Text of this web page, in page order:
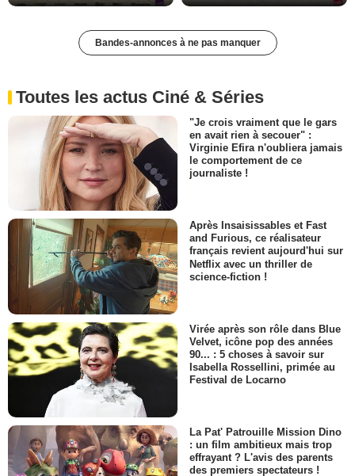
Bandes-annonces à ne pas manquer
Toutes les actus Ciné & Séries
"Je crois vraiment que le gars
en avait rien à secouer" :
Virginie Efira n'oubliera jamais
le comportement de ce
journaliste !
Après Insaisissables et Fast
and Furious, ce réalisateur
français revient aujourd'hui sur
Netflix avec un thriller de
science-fiction !
Virée après son rôle dans Blue
Velvet, icône pop des années
90... : 5 choses à savoir sur
Isabella Rossellini, primée au
Festival de Locarno
La Pat' Patrouille Mission Dino
: un film ambitieux mais trop
effrayant ? L'avis des parents
des premiers spectateurs !